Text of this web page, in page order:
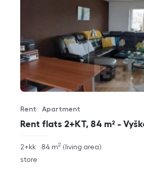
Rent flats 2+KT, 84 m² -
Offer type
Rent
Property type
Apartment
rozměry
disposition
2+kk living area
84 m2
funkce
store